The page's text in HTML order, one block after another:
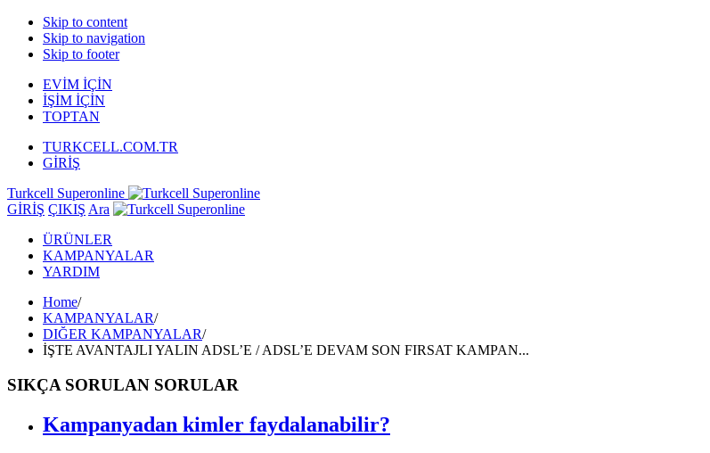
Skip to content
Skip to navigation
Skip to footer
EVİM İÇİN
İŞİM İÇİN
TOPTAN
TURKCELL.COM.TR
GİRİŞ
Turkcell Superonline
GİRİŞ ÇIKIŞ Ara
ÜRÜNLER
KAMPANYALAR
YARDIM
Home/
KAMPANYALAR/
DIĞER KAMPANYALAR/
İŞTE AVANTAJLI YALIN ADSL’E / ADSL’E DEVAM SON FIRSAT KAMPAN...
SIKÇA SORULAN SORULAR
Kampanyadan kimler faydalanabilir?